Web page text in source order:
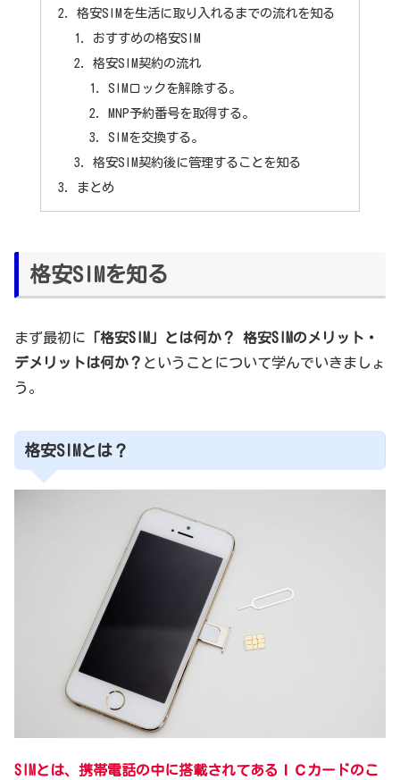
格安SIMを生活に取り入れるまでの流れを知る
おすすめの格安SIM
格安SIM契約の流れ
SIMロックを解除する。
MNP予約番号を取得する。
SIMを交換する。
格安SIM契約後に管理することを知る
まとめ
格安SIMを知る
まず最初に 「格安SIM」とは何か？ 格安SIMのメリット・
デメリットは何か？ ということについて学んでいきましょ
う。
格安SIMとは？
SIMとは、携帯電話の中に搭載されてあるＩＣカードのこ